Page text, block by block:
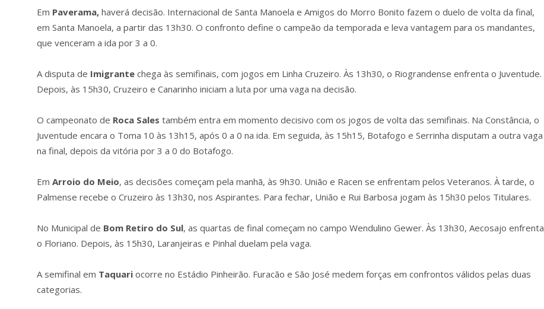
Em Paverama, haverá decisão. Internacional de Santa Manoela e Amigos do Morro Bonito fazem o duelo de volta da final,
em Santa Manoela, a partir das 13h30. O confronto define o campeão da temporada e leva vantagem para os mandantes,
que venceram a ida por 3 a 0.
A disputa de Imigrante chega às semifinais, com jogos em Linha Cruzeiro. Às 13h30, o Riograndense enfrenta o Juventude.
Depois, às 15h30, Cruzeiro e Canarinho iniciam a luta por uma vaga na decisão.
O campeonato de Roca Sales também entra em momento decisivo com os jogos de volta das semifinais. Na Constância, o
Juventude encara o Toma 10 às 13h15, após 0 a 0 na ida. Em seguida, às 15h15, Botafogo e Serrinha disputam a outra vaga
na final, depois da vitória por 3 a 0 do Botafogo.
Em Arroio do Meio, as decisões começam pela manhã, às 9h30. União e Racen se enfrentam pelos Veteranos. À tarde, o
Palmense recebe o Cruzeiro às 13h30, nos Aspirantes. Para fechar, União e Rui Barbosa jogam às 15h30 pelos Titulares.
No Municipal de Bom Retiro do Sul, as quartas de final começam no campo Wendulino Gewer. Às 13h30, Aecosajo enfrenta
o Floriano. Depois, às 15h30, Laranjeiras e Pinhal duelam pela vaga.
A semifinal em Taquari ocorre no Estádio Pinheirão. Furacão e São José medem forças em confrontos válidos pelas duas
categorias.